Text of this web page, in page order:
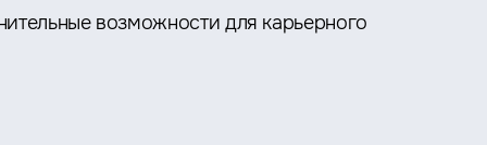
возможности для карьерного